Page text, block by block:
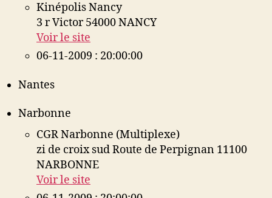
Kinépolis Nancy
3 r Victor 54000 NANCY
Voir le site
06-11-2009 : 20:00:00
Nantes
Narbonne
CGR Narbonne (Multiplexe)
zi de croix sud Route de Perpignan 11100
NARBONNE
Voir le site